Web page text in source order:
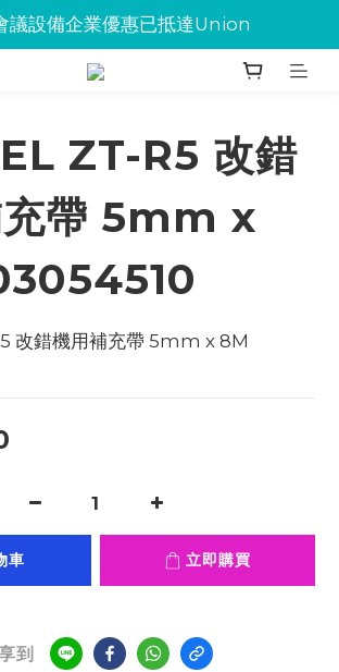
議設備企業優惠已抵達Union
議設備企業優惠已抵達Union
環保碳粉歡迎大量下單
ZT-R5 改錯
充帶 5mm x
改錯機用補充帶 5mm x 8M
車 立即購買
到